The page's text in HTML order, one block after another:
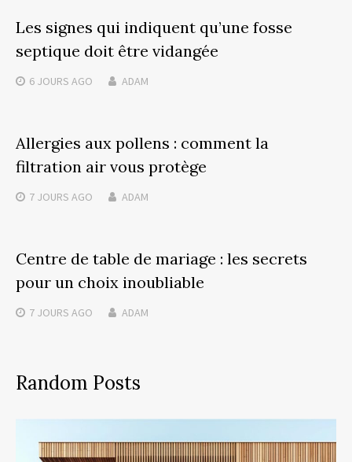
Les signes qui indiquent qu’une fosse
septique doit être vidangée
6 JOURS AGO ADAM
Allergies aux pollens : comment la
filtration air vous protège
7 JOURS AGO ADAM
Centre de table de mariage : les secrets
pour un choix inoubliable
7 JOURS AGO ADAM
Random Posts